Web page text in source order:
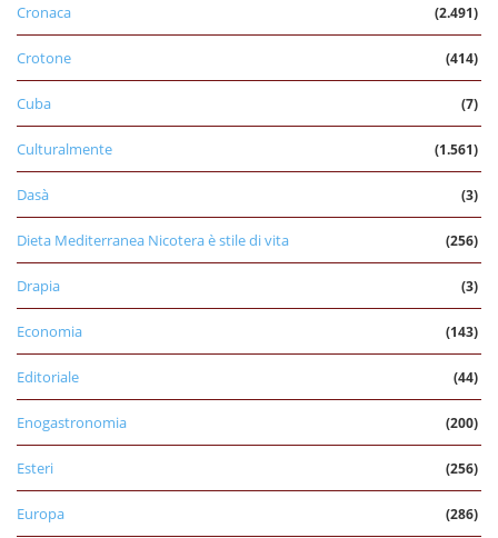
Cronaca (2.491)
Crotone (414)
Cuba (7)
Culturalmente (1.561)
Dasà (3)
Dieta Mediterranea Nicotera è stile di vita (256)
Drapia (3)
Economia (143)
Editoriale (44)
Enogastronomia (200)
Esteri (256)
Europa (286)